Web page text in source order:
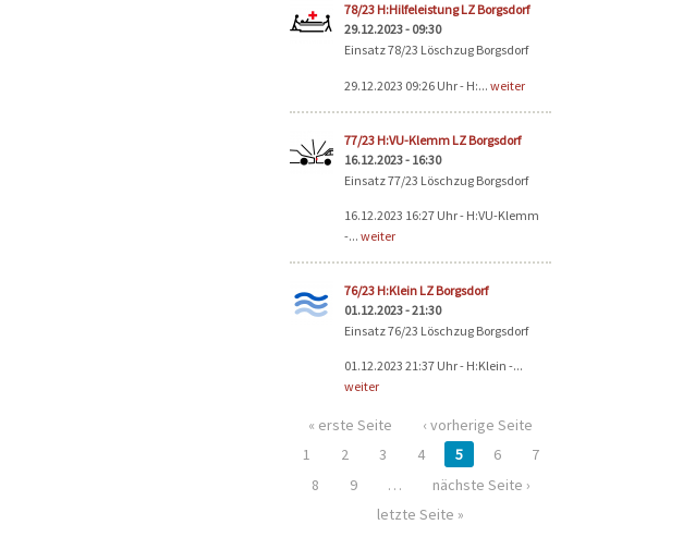
78/23 H:Hilfeleistung LZ Borgsdorf
29.12.2023 - 09:30
Einsatz 78/23 Löschzug Borgsdorf
29.12.2023 09:26 Uhr - H:... weiter
77/23 H:VU-Klemm LZ Borgsdorf
16.12.2023 - 16:30
Einsatz 77/23 Löschzug Borgsdorf
16.12.2023 16:27 Uhr - H:VU-Klemm
-... weiter
76/23 H:Klein LZ Borgsdorf
01.12.2023 - 21:30
Einsatz 76/23 Löschzug Borgsdorf
01.12.2023 21:37 Uhr - H:Klein -...
weiter
« erste Seite
‹ vorherige Seite
1
2 3 4 5 6
7
8
9 …
nächste Seite ›
letzte Seite »